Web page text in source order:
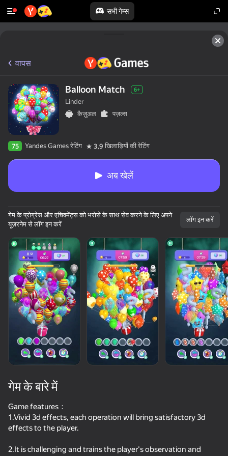
सभी गेम्स
Arrow Out
Bubble Merge
71
Yarn Fever! Unravel Puzzle
वापस
Balloon Match 6+
Linder
कैज़ुअल
पज़ल्स
75 Yandes Games रेटिंग 3,9 खिलाड़ियों की रेटिंग
अब खेलें
गेम के प्रोग्रेस और एचिवमेंट्स को भरोसे के साथ सेव करने के लिए अपने
यूज़रनेम से लॉग इन करें
लॉग इन करें
गेम के बारे में
Game features：
1.Vivid 3d effects, each operation will bring satisfactory 3d
effects to the player.
2.It is challenging and trains the player's observation and